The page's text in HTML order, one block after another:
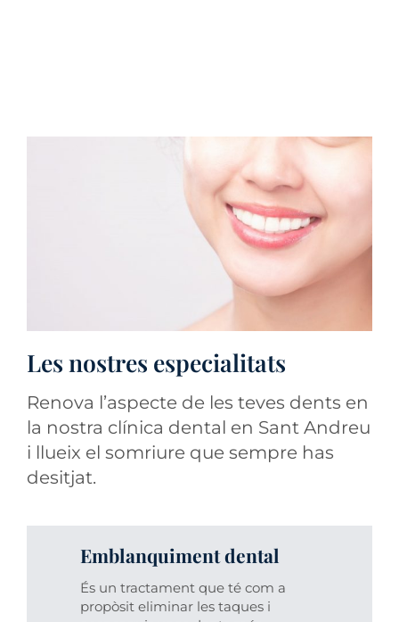
Les nostres especialitats
Renova l’aspecte de les teves dents en
la nostra clínica dental en Sant Andreu
i llueix el somriure que sempre has
desitjat.
Emblanquiment dental
És un tractament que té com a
propòsit eliminar les taques i